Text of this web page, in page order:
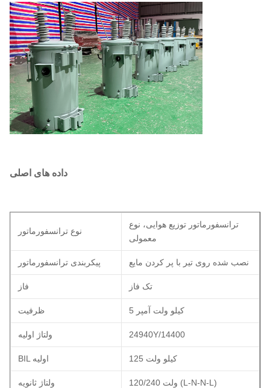
داده های اصلی
نوع ترانسفورماتور
ترانسفورماتور توزیع هوایی، نوع
معمولی
پیکربندی ترانسفورماتور نصب شده روی تیر با پر کردن مایع
فاز تک فاز
ظرفیت 5 کیلو ولت آمپر
ولتاژ اولیه 24940Y/14400
BIL اولیه 125 کیلو ولت
ولتاژ ثانویه 120/240 ولت (L-N-N-L)